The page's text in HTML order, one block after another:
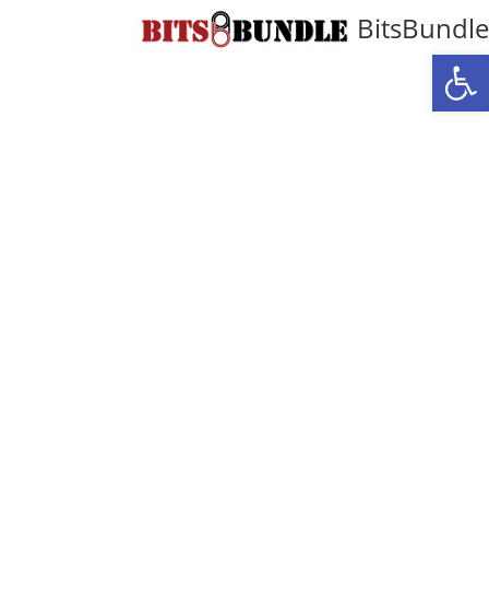
פתח סרגל נגישות
BitsBundle